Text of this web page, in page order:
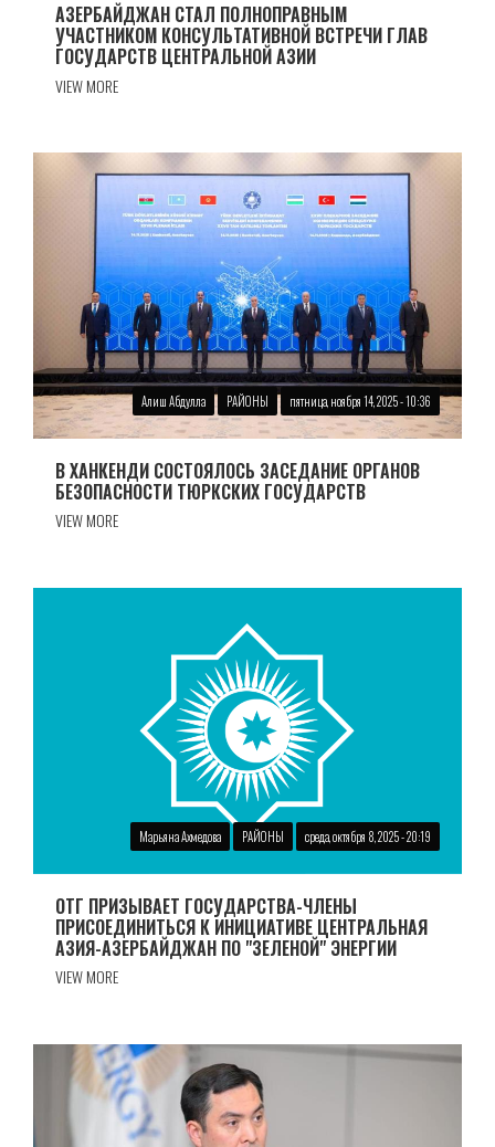
АЗЕРБАЙДЖАН СТАЛ ПОЛНОПРАВНЫМ
УЧАСТНИКОМ КОНСУЛЬТАТИВНОЙ ВСТРЕЧИ ГЛАВ
ГОСУДАРСТВ ЦЕНТРАЛЬНОЙ АЗИИ
VIEW MORE
Алиш Абдулла РАЙОНЫ пятница, ноября 14, 2025 - 10:36
В ХАНКЕНДИ СОСТОЯЛОСЬ ЗАСЕДАНИЕ ОРГАНОВ
БЕЗОПАСНОСТИ ТЮРКСКИХ ГОСУДАРСТВ
VIEW MORE
Марьяна Ахмедова РАЙОНЫ среда, октября 8, 2025 - 20:19
ОТГ ПРИЗЫВАЕТ ГОСУДАРСТВА-ЧЛЕНЫ
ПРИСОЕДИНИТЬСЯ К ИНИЦИАТИВЕ ЦЕНТРАЛЬНАЯ
АЗИЯ-АЗЕРБАЙДЖАН ПО "ЗЕЛЕНОЙ" ЭНЕРГИИ
VIEW MORE